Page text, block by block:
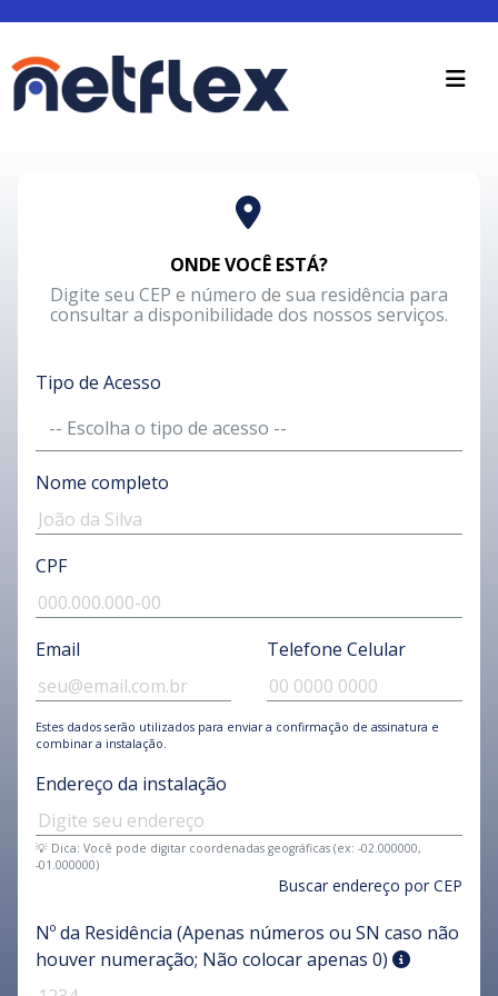
ONDE VOCÊ ESTÁ?
Digite seu CEP e número de sua residência para
consultar a disponibilidade dos nossos serviços.
Tipo de Acesso
Nome completo
CPF
Email Telefone Celular
Estes dados serão utilizados para enviar a confirmação de assinatura e
combinar a instalação.
Endereço da instalação
💡 Dica: Você pode digitar coordenadas geográficas (ex: -02.000000,
-01.000000)
Buscar endereço por CEP
Nº da Residência (Apenas números ou SN caso não
houver numeração; Não colocar apenas 0)